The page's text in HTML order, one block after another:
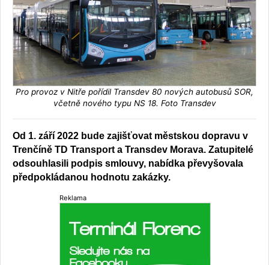
Pro provoz v Nitře pořídil Transdev 80 nových autobusů SOR,
včetně nového typu NS 18. Foto Transdev
Od 1. září 2022 bude zajišťovat městskou dopravu v
Trenčíně TD Transport a Transdev Morava. Zatupitelé
odsouhlasili podpis smlouvy, nabídka převyšovala
předpokládanou hodnotu zakázky.
Reklama